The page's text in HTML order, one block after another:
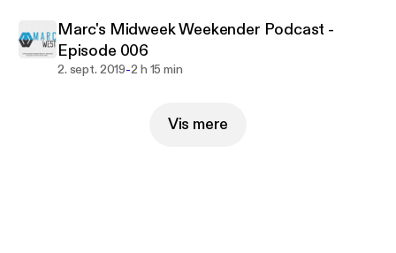
Marc's Midweek Weekender Podcast -
Episode 006
2. sept. 2019-2 h 15 min
Vis mere